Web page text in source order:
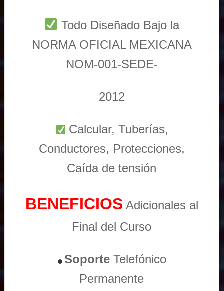
Todo Diseñado Bajo la
NORMA OFICIAL MEXICANA
NOM-001-SEDE-
2012
Calcular, Tuberías,
Conductores, Protecciones,
Caída de tensión
BENEFICIOS Adicionales al
Final del Curso
Soporte Telefónico
Permanente